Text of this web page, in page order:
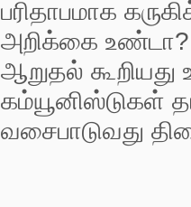
பரிதாபமாக
அறிக்கை உண்டா?
ஆறுதல்
கம்யூனிஸ்டுகள்
வசைபாடுவது